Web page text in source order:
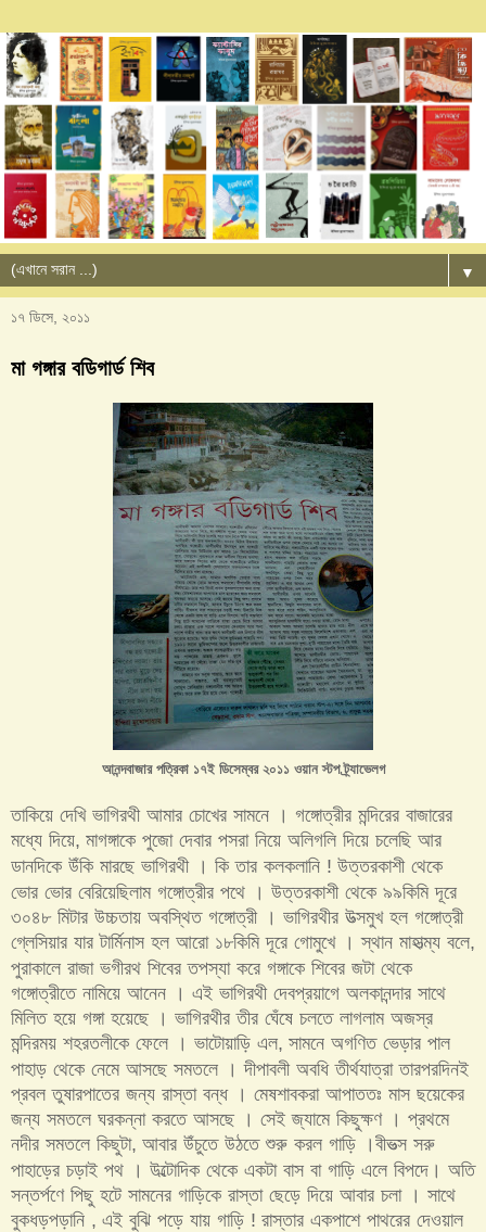
▼
১৭ ডিসে, ২০১১
মা গঙ্গার বডিগার্ড শিব
আনন্দবাজার পত্রিকা ১৭ই ডিসেম্বর ২০১১ ওয়ান স্টপ ট্র্যাভেলগ
তাকিয়ে দেখি ভাগিরথী আমার চোখের সামনে । গঙ্গোত্রীর মন্দিরের বাজারের
মধ্যে দিয়ে, মাগঙ্গাকে পুজো দেবার পসরা নিয়ে অলিগলি দিয়ে চলেছি আর
ডানদিকে উঁকি মারছে ভাগিরথী । কি তার কলকলানি ! উত্তরকাশী থেকে
ভোর ভোর বেরিয়েছিলাম গঙ্গোত্রীর পথে । উত্তরকাশী থেকে ৯৯কিমি দূরে
৩০৪৮ মিটার উচ্চতায় অবস্থিত গঙ্গোত্রী । ভাগিরথীর উত্সমুখ হল গঙ্গোত্রী
গ্লেসিয়ার যার টার্মিনাস হল আরো ১৮কিমি দূরে গোমুখে । স্থান মাহাত্ম্য বলে,
পুরাকালে রাজা ভগীরথ শিবের তপস্যা করে গঙ্গাকে শিবের জটা থেকে
গঙ্গোত্রীতে নামিয়ে আনেন । এই ভাগিরথী দেবপ্রয়াগে অলকানন্দার সাথে
মিলিত হয়ে গঙ্গা হয়েছে । ভাগিরথীর তীর ঘেঁষে চলতে লাগলাম অজস্র
মন্দিরময় শহরতলীকে ফেলে । ভাটোয়াড়ি এল, সামনে অগণিত ভেড়ার পাল
পাহাড় থেকে নেমে আসছে সমতলে । দীপাবলী অবধি তীর্থযাত্রা তারপরদিনই
প্রবল তুষারপাতের জন্য রাস্তা বন্ধ । মেষশাবকরা আপাততঃ মাস ছয়েকের
জন্য সমতলে ঘরকন্না করতে আসছে । সেই জ্যামে কিছুক্ষণ । প্রথমে
নদীর সমতলে কিছুটা, আবার উঁচুতে উঠতে শুরু করল গাড়ি ।বীভত্স সরু
পাহাড়ের চড়াই পথ । উল্টোদিক থেকে একটা বাস বা গাড়ি এলে বিপদে। অতি
সন্তর্পণে পিছু হটে সামনের গাড়িকে রাস্তা ছেড়ে দিয়ে আবার চলা । সাথে
বুকধড়পড়ানি , এই বুঝি পড়ে যায় গাড়ি ! রাস্তার একপাশে পাথরের দেওয়াল